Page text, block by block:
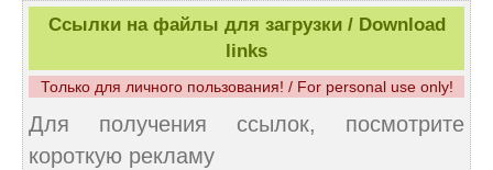
Ссылки на файлы для загрузки / Download
links
Только для личного пользования! / For personal use only!
Для получения ссылок, посмотрите
короткую рекламу